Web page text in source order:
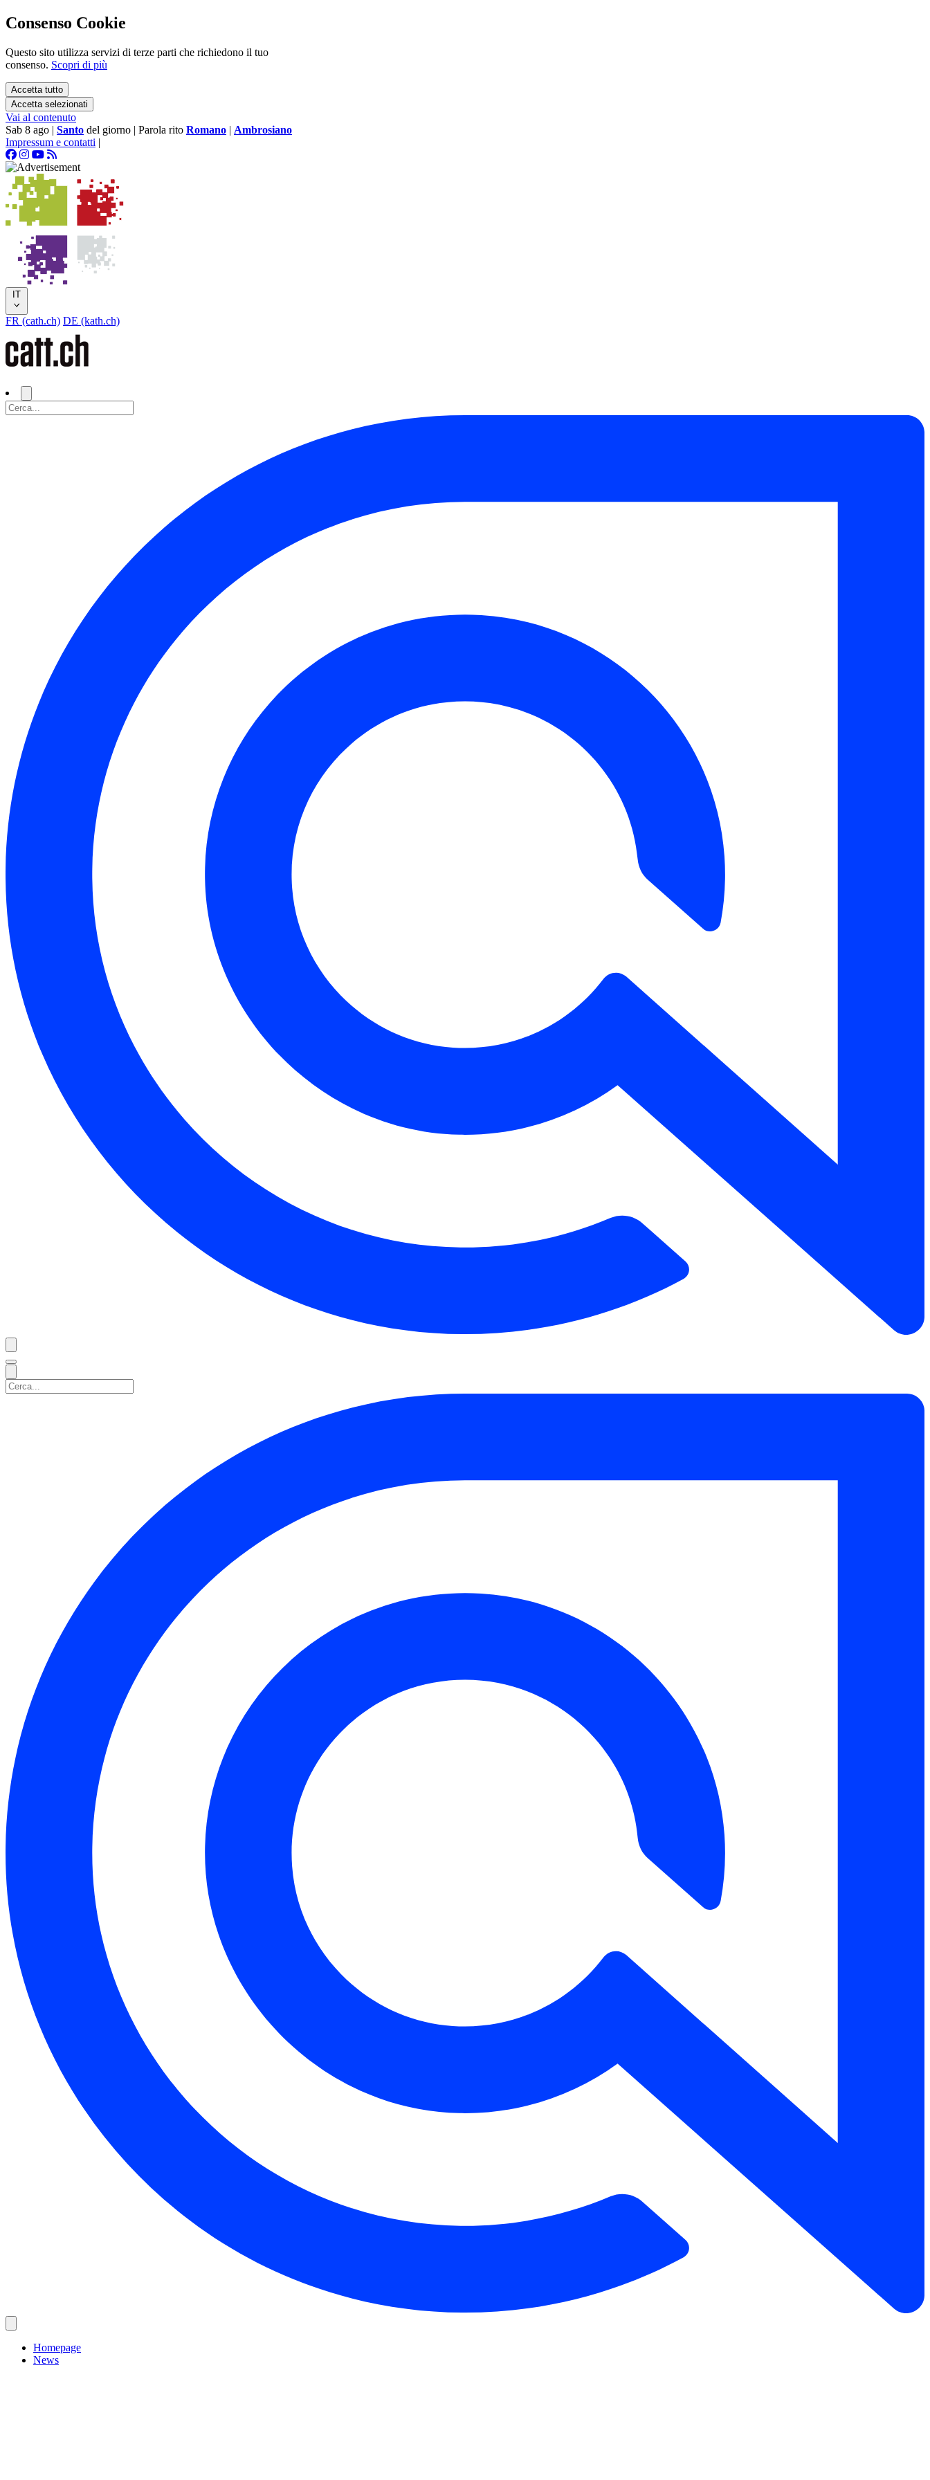
Consenso Cookie
Questo sito utilizza servizi di terze parti che richiedono il tuo
consenso. Scopri di più
Accetta tutto
Accetta selezionati
Vai al contenuto
Sab 8 ago | Santo del giorno | Parola rito Romano | Ambrosiano
Impressum e contatti |
IT
FR (cath.ch) DE (kath.ch)
Homepage
News